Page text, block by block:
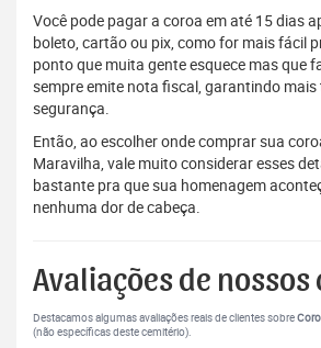
Você pode pagar a coroa em até 15 dias
boleto, cartão ou pix, como for mais fácil
ponto que muita gente esquece mas que
sempre emite nota fiscal, garantindo
segurança.
Então, ao escolher onde comprar sua
Maravilha, vale muito considerar esses
bastante pra que sua homenagem
nenhuma dor de cabeça.
Avaliações de nossos
Destacamos algumas avaliações reais de clientes sobre
(não específicas deste cemitério).